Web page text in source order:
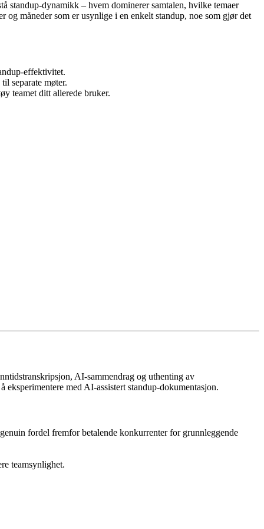
standup-dynamikk – hvem dominerer samtalen, hvilke temaer
måneder som er usynlige i en enkelt standup, noe som gjør det
effektivitet.
separate møter.
teamet ditt allerede bruker.
AI-sammendrag og uthenting av
med AI-assistert standup-dokumentasjon.
fordel fremfor betalende konkurrenter for grunnleggende
teamsynlighet.